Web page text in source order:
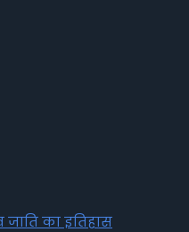
जाति का इतिहास